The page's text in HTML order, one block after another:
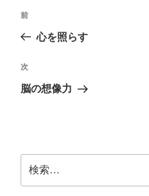
投
ビ
ゲ
ン
前
の
稿
前
心を照らす
次
の
次
脳の想像力
索: